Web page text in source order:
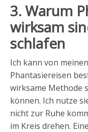
3. Warum
wirksam
schlafen
Ich kann von
Phantasiereisen
wirksame Methode
können. Ich nutze
nicht zur Ruhe
im Kreis drehen.